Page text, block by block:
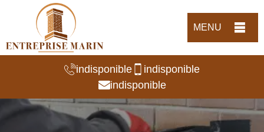
MENU
indisponible
indisponible
indisponible